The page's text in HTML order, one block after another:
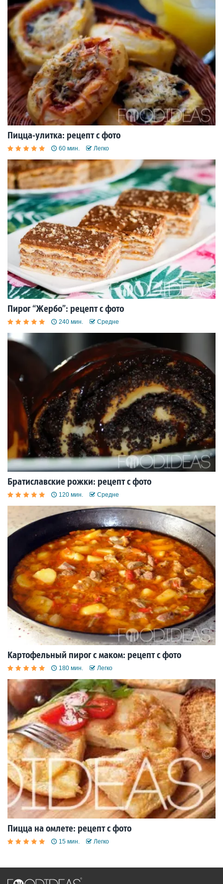
Пицца-улитка: рецепт с фото
60 мин. Легко
Пирог “Жербо”: рецепт с фото
240 мин. Средне
Братиславские рожки: рецепт с фото
120 мин. Средне
Картофельный пирог с маком: рецепт с фото
180 мин. Легко
Пицца на омлете: рецепт с фото
15 мин. Легко